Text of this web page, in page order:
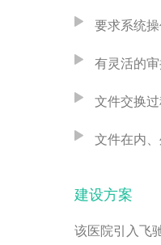
要求系统
有灵活的
文件交换
文件在内
建设方案
该医院引入飞